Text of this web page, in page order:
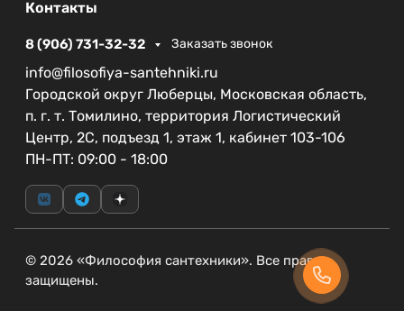
Контакты
8 (906) 731-32-32 Заказать звонок
info@filosofiya-santehniki.ru
Городской округ Люберцы, Московская область,
п. г. т. Томилино, территория Логистический
Центр, 2С, подъезд 1, этаж 1, кабинет 103-106
ПН-ПТ: 09:00 - 18:00
© 2026 «Философия сантехники». Все права
защищены.